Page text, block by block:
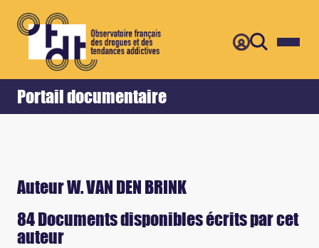
Portail documentaire
Accueil Retour
Auteur W. VAN DEN BRINK
84 Documents disponibles écrits par cet
auteur